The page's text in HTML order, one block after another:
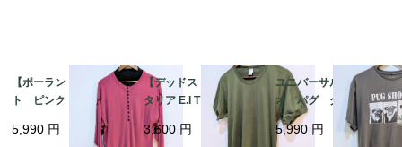
【ポーランド製】ニッ
ト ピンク アクリ
ル ３８ サイズ ブ
ラック ボタン Mサ
5,990 円
【デッドストック】イ
タリア E.I Tシャツ オリ
ーブ mens S-Mサイ
ズ程度 カーキ 薄手
3,600 円
ユニバーサルスタジ
オ パグ グレー
犬 Tシャツ Lサイ
ズ pakistan コット
5,990 円